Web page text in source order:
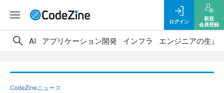
ログイン
新規
会員登録
AI アプリケーション開発 インフラ エンジニアの生き
CodeZineニュース